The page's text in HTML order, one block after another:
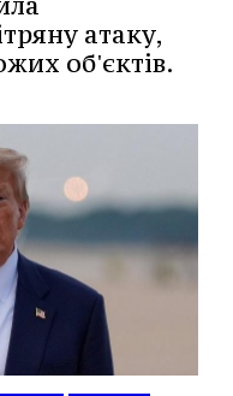
атаку,
об'єктів.